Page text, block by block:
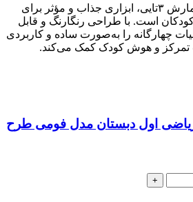
چرتکه آموزشی با حلقه شمارش ۳تایی، ابزاری جذاب و مؤثر برای
است. با طراحی رنگارنگ و قابل
چهارگانه را به‌صورت ساده و کاربردی
تمرکز و هوش کودک کمک می‌کند.
اول دبستان مدل فومی طرح